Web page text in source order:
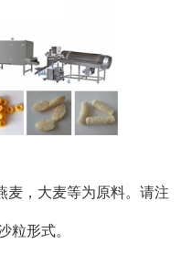
麦，大麦等为原料。请注
粒形式。